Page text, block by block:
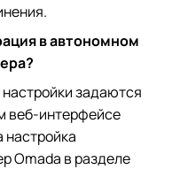
в автономном
задаются
веб-интерфейсе
Omada в разделе